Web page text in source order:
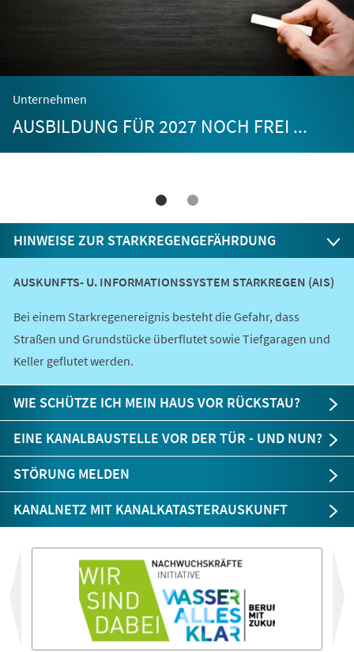
Unternehmen
AUSBILDUNG FÜR 2027 NOCH FREI ...
HINWEISE ZUR STARKREGENGEFÄHRDUNG
AUSKUNFTS- U. INFORMATIONSSYSTEM STARKREGEN (AIS)
Bei einem Starkregenereignis besteht die Gefahr, dass
Straßen und Grundstücke überflutet sowie Tiefgaragen und
Keller geflutet werden.
WIE SCHÜTZE ICH MEIN HAUS VOR RÜCKSTAU?
EINE KANALBAUSTELLE VOR DER TÜR - UND NUN?
STÖRUNG MELDEN
KANALNETZ MIT KANALKATASTERAUSKUNFT